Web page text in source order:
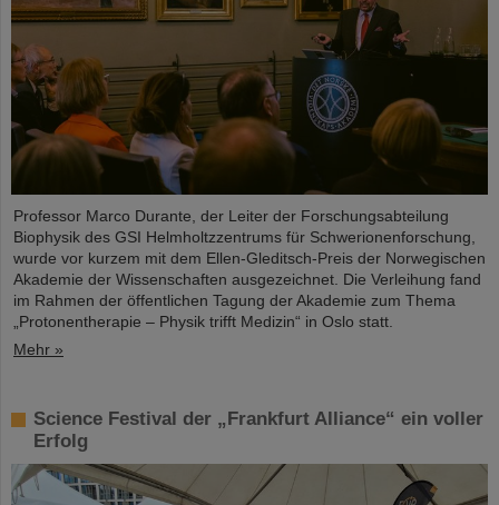
Professor Marco Durante, der Leiter der Forschungsabteilung
Biophysik des GSI Helmholtzzentrums für Schwerionenforschung,
wurde vor kurzem mit dem Ellen-Gleditsch-Preis der Norwegischen
Akademie der Wissenschaften ausgezeichnet. Die Verleihung fand
im Rahmen der öffentlichen Tagung der Akademie zum Thema
„Protonentherapie – Physik trifft Medizin“ in Oslo statt.
Mehr »
Science Festival der „Frankfurt Alliance“ ein voller
Erfolg